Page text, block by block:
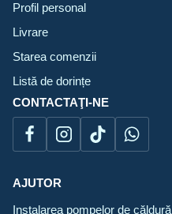
Profil personal
Livrare
Starea comenzii
Listă de dorințe
CONTACTAŢI-NE
AJUTOR
Instalarea pompelor de căldură